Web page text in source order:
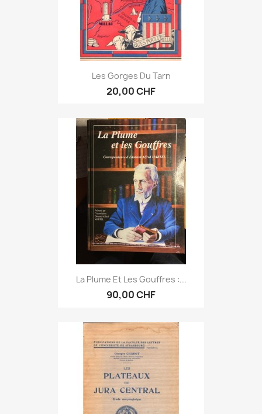
Les Gorges Du Tarn
20,00 CHF
La Plume Et Les Gouffres :...
90,00 CHF